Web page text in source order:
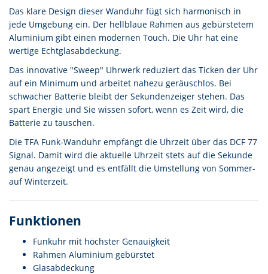
Das klare Design dieser Wanduhr fügt sich harmonisch in
jede Umgebung ein. Der hellblaue Rahmen aus gebürstetem
Aluminium gibt einen modernen Touch. Die Uhr hat eine
wertige Echtglasabdeckung.
Das innovative "Sweep" Uhrwerk reduziert das Ticken der Uhr
auf ein Minimum und arbeitet nahezu geräuschlos. Bei
schwacher Batterie bleibt der Sekundenzeiger stehen. Das
spart Energie und Sie wissen sofort, wenn es Zeit wird, die
Batterie zu tauschen.
Die TFA Funk-Wanduhr empfängt die Uhrzeit über das DCF 77
Signal. Damit wird die aktuelle Uhrzeit stets auf die Sekunde
genau angezeigt und es entfällt die Umstellung von Sommer-
auf Winterzeit.
Funktionen
Funkuhr mit höchster Genauigkeit
Rahmen Aluminium gebürstet
Glasabdeckung